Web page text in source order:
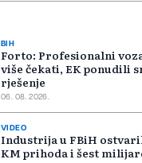
BIH
Forto: Profesionalni
više čekati, EK ponudili
rješenje
06. 08. 2026.
VIDEO
Industrija u FBiH
KM prihoda i šest